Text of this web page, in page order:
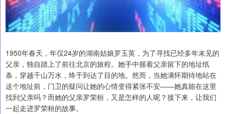
1950年春天，年仅24岁的湖南姑娘罗玉英，为了寻找已经多年未见的
父亲，独自踏上了前往北京的旅程。她手中握着父亲留下的地址纸
条，穿越千山万水，终于到达了目的地。然而，当她满怀期待地站在
这个地址前，门卫的疑问让她的心情变得紧张不安——她真能在这里
找到父亲吗？而她的父亲罗荣桓，又是怎样的人呢？接下来，让我们
一起走进罗荣桓的故事。